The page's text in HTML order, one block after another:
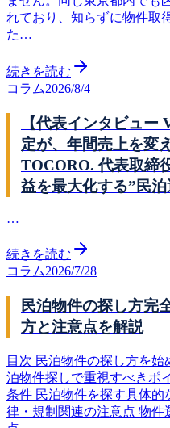
れており、知らずに物件取
た…
続きを読む
コラム2026/8/4
【代表インタビュー
定が、年間売上を変
TOCORO. 代表取締
益を最大化する”民
…
続きを読む
コラム2026/7/28
民泊物件の探し方完
方と注意点を解説
目次 民泊物件の探し方を
泊物件探しで重視すべきポ
条件 民泊物件を探す具体
律・規制関連の注意点 物